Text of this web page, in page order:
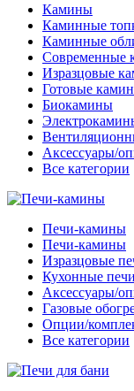
Камины
Каминные
Каминные
Современные
Изразцовые
Готовые
Биокамины
Аксессуары/
Все категории
Печи-камины
Печи-камины
Изразцовые
Кухонные печи
Аксессуары/
Газовые
Опции/
Все категории